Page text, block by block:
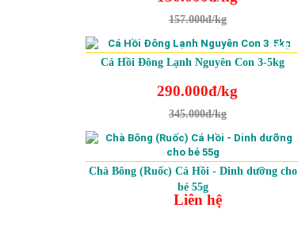
157.000đ/kg
Cá Hồi Đông Lạnh Nguyên Con 3-5kg
290.000đ/kg
345.000đ/kg
-16%
Chà Bông (Ruốc) Cá Hồi - Dinh dưỡng cho
bé 55g
Liên hệ